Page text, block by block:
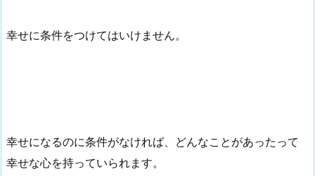
幸せに条件をつけてはいけません。
幸せになるのに条件がなければ、どんなことがあったって
幸せな心を持っていられます。